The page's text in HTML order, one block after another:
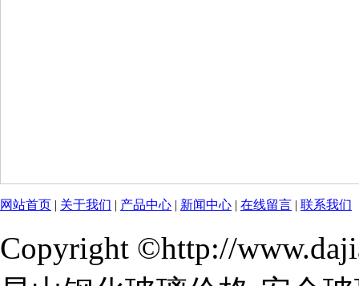
网站首页 | 关于我们 | 产品中心 | 新闻中心 | 在线留言 | 联系我们
Copyright ©http://